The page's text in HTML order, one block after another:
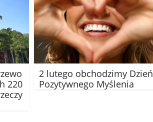
220
2 lutego obchodzimy Dzień
Pozytywnego Myślenia